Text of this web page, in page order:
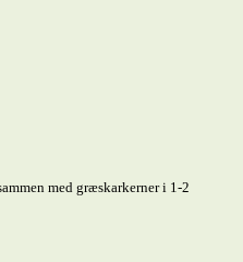
med græskarkerner i 1-2